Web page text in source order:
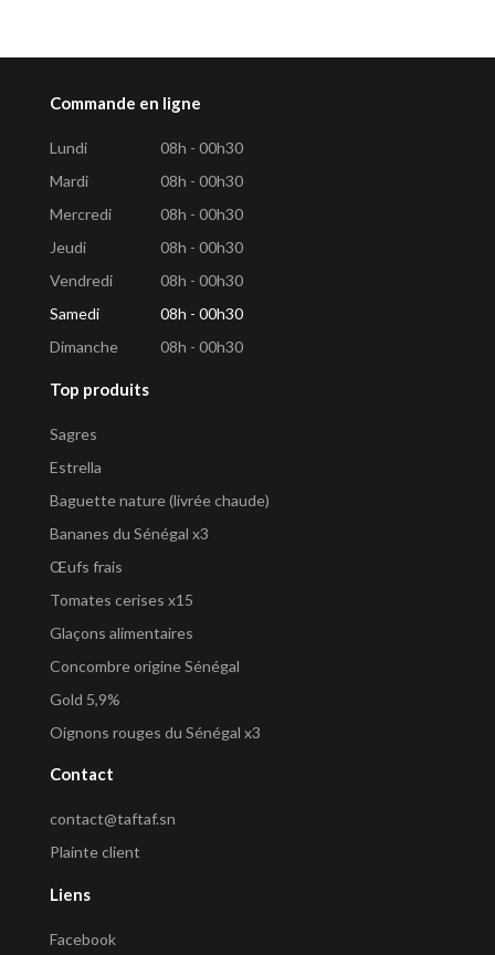
Commande en ligne
Lundi
08h - 00h30
Mardi
08h - 00h30
Mercredi
08h - 00h30
Jeudi
08h - 00h30
Vendredi
08h - 00h30
Samedi
08h - 00h30
Dimanche
08h - 00h30
Top produits
Sagres
Estrella
Baguette nature (livrée chaude)
Bananes du Sénégal x3
Œufs frais
Tomates cerises x15
Glaçons alimentaires
Concombre origine Sénégal
Gold 5,9%
Oignons rouges du Sénégal x3
Contact
contact@taftaf.sn
Plainte client
Liens
Facebook